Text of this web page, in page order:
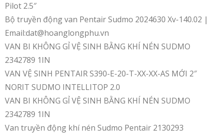
Pilot 2.5″
Bộ truyền động van Pentair Sudmo 2024630 Xv-140.02 |
Email:dat@hoanglongphu.vn
VAN BI KHÔNG GỈ VỆ SINH BẰNG KHÍ NÉN SUDMO
2342789 1IN
VAN VỆ SINH PENTAIR S390-E-20-T-XX-XX-AS MỚI 2″
NORIT SUDMO INTELLITOP 2.0
VAN BI KHÔNG GỈ VỆ SINH BẰNG KHÍ NÉN SUDMO
2342789 1IN
Van truyền động khí nén Sudmo Pentair 2130293